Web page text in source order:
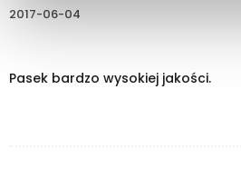
2017-06-04
Pasek bardzo wysokiej jakości.